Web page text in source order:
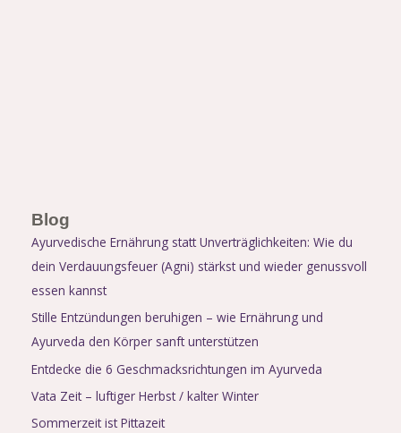
Blog
Ayurvedische Ernährung statt Unverträglichkeiten: Wie du
dein Verdauungsfeuer (Agni) stärkst und wieder genussvoll
essen kannst
Stille Entzündungen beruhigen – wie Ernährung und
Ayurveda den Körper sanft unterstützen
Entdecke die 6 Geschmacksrichtungen im Ayurveda
Vata Zeit – luftiger Herbst / kalter Winter
Sommerzeit ist Pittazeit